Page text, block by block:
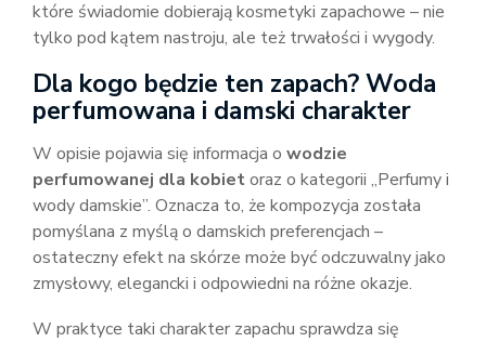
które świadomie dobierają kosmetyki zapachowe – nie
tylko pod kątem nastroju, ale też trwałości i wygody.
Dla kogo będzie ten zapach? Woda
perfumowana i damski charakter
W opisie pojawia się informacja o wodzie
perfumowanej dla kobietoraz o kategorii „Perfumy i
wody damskie”. Oznacza to, że kompozycja została
pomyślana z myślą o damskich preferencjach –
ostateczny efekt na skórze może być odczuwalny jako
zmysłowy, elegancki i odpowiedni na różne okazje.
W praktyce taki charakter zapachu sprawdza się